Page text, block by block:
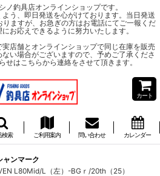
ノ釣具店オンラインショップです。
う、即日発送を心がけております。当日発送
ますが、お急ぎの方はお電話にてご一報くだ
お応えできるように努力いたします。
店舗とオンラインショップで同じ在庫を販売
い場合がございますので、予めご了承くださ
せはこちらから連絡をさせて頂きます。
カート
検索 ご利用案内 問い合わせ カレンダー
ャンマーク
L80Mid/L（左）-BGｒ/20th（25）